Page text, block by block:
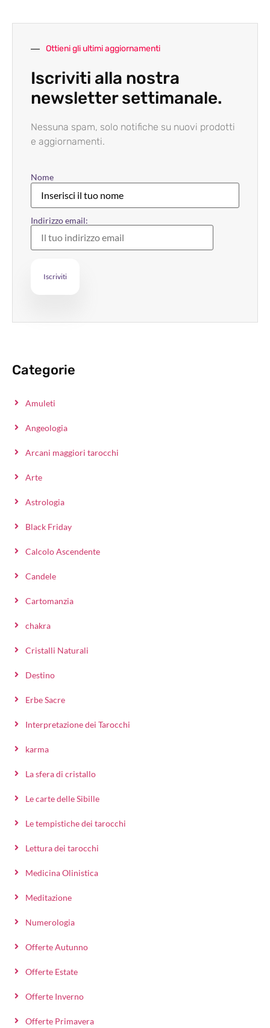
Ottieni gli ultimi aggiornamenti
Iscriviti alla nostra
newsletter settimanale.
Nessuna spam, solo notifiche su nuovi prodotti
e aggiornamenti.
Nome
Indirizzo email:
Categorie
Amuleti
Angeologia
Arcani maggiori tarocchi
Arte
Astrologia
Black Friday
Calcolo Ascendente
Candele
Cartomanzia
chakra
Cristalli Naturali
Destino
Erbe Sacre
Interpretazione dei Tarocchi
karma
La sfera di cristallo
Le carte delle Sibille
Le tempistiche dei tarocchi
Lettura dei tarocchi
Medicina Olinistica
Meditazione
Numerologia
Offerte Autunno
Offerte Estate
Offerte Inverno
Offerte Primavera